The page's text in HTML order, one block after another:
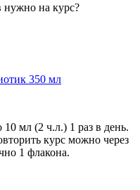
нужно на курс?
350 мл
мл (2 ч.л.) 1 раз в день.
курс можно через
1 флакона.